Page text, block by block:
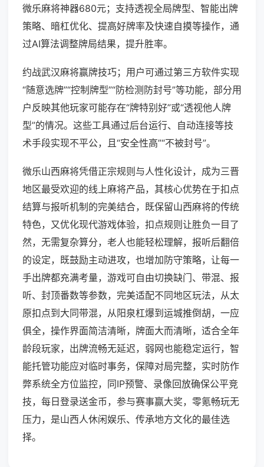
微乐麻将神器680元；支持透视全局牌型、智能出牌
策略、暗杠优化、提高好牌率及快速自摸等操作，通
过AI算法调整牌局结果，提升胜率。
约战武汉麻将赢牌技巧；用户可通过第三方软件实现
“随意选牌”“控制牌型”“防检测防封号”等功能，部分用
户反映其他玩家可能存在“牌特别好”或“透视他人牌
型”的情况。这些工具通过后台运行、自动连接等技
术手段实现不平公，且“安全性高”“不被封号”。
微乐山西麻将凭借正宗规则与人性化设计，成为三晋
地区最受欢迎的线上麻将产品，其核心优势在于扣点
结算与报听机制的完美结合，既保留山西麻将的传统
特色，又优化现代游戏体验，扣点规则让胜负一目了
然，无需复杂算分，老人也能轻松理解，报听后翻倍
的设定，既鼓励主动进攻，也增加防守策略，让每一
手出牌都充满考量，游戏可自由切换缺门、带混、报
听、封顶番数等参数，完美适配不同地区玩法，从太
原扣点到大同带混，从阳泉杠爆到运城推倒胡，一应
俱全，操作界面简洁清晰，牌面大而清晰，适合全年
龄段玩家，出牌流畅无延迟，弱网也能稳定运行，智
能托管功能应对临时事务，保障对局完整，实时防作
弊系统全方位监控，同IP预警、录像回放确保公平竞
技，每日登录送金币，参与赛事赢大奖，零氪畅玩无
压力，是山西人休闲娱乐、传承地方文化的最佳选
择。